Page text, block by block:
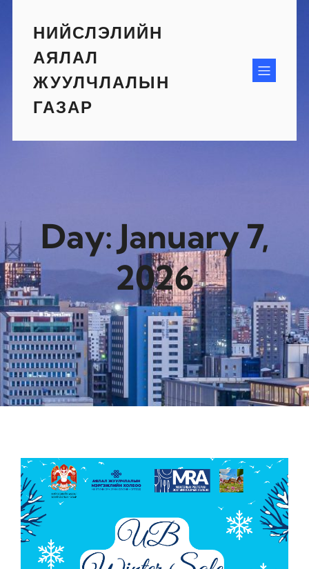
contentНИЙСЛЭЛИЙН
АЯЛАЛ
ЖУУЛЧЛАЛЫН
ГАЗАР
Day: January 7,
2026